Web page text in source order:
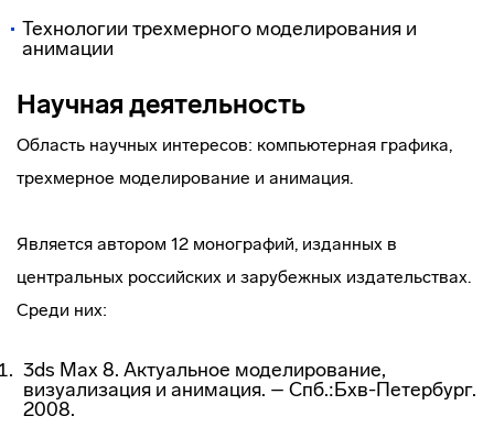
Технологии трехмерного моделирования и
анимации
Научная деятельность
Область научных интересов: компьютерная графика,
трехмерное моделирование и анимация.
Является автором 12 монографий, изданных в
центральных российских и зарубежных издательствах.
Среди них:
3ds Max 8. Актуальное моделирование,
визуализация и анимация. – Спб.:Бхв-Петербург.
2008.